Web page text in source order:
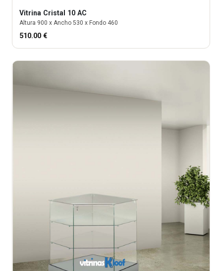
Vitrina Cristal 10 AC
Altura 900 x Ancho 530 x Fondo 460
510.00 €